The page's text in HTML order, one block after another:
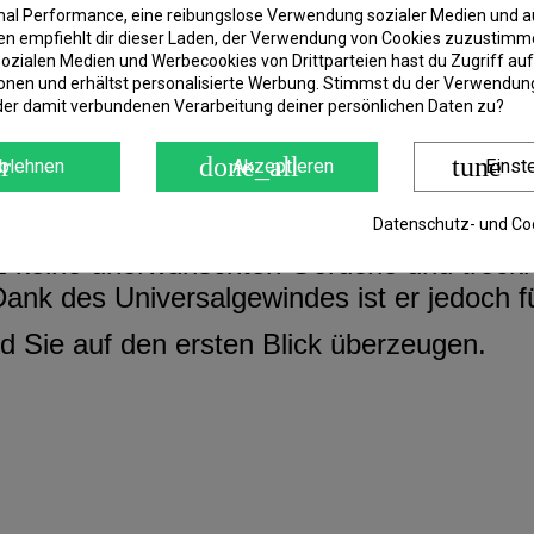
maximalen Komfort bei der Benutzung.
Nähten ist in einem leichten,
das Einfangen der Fische. Es ist
Angler nicht gezwungen ist, zum
unerwünschten Gerüche und
des Universalgewindes ist er jedoch
Sie auf den ersten Blick überzeugen.
Performance, eine reibungslose Verwendung sozialer Medien und
empfiehlt dir dieser Laden, der Verwendung von Cookies
Medien und Werbecookies von Drittparteien hast du Zugriff
und erhältst personalisierte Werbung. Stimmst du der
damit verbundenen Verarbeitung deiner persönlichen Daten zu?
done_all
Akzeptieren tune
Datenschutz- und